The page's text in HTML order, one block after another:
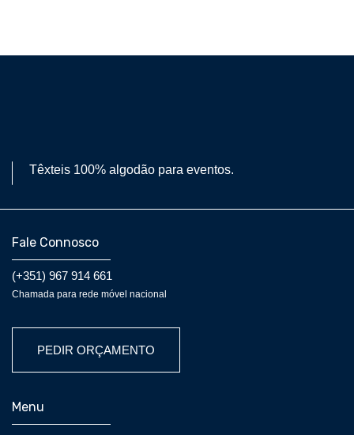
Têxteis 100% algodão para eventos.
Fale Connosco
(+351) 967 914 661
Chamada para rede móvel nacional
PEDIR ORÇAMENTO
Menu